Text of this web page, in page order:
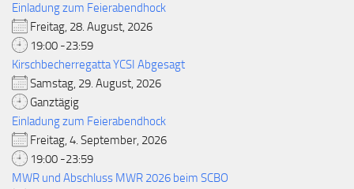
Einladung zum Feierabendhock
Freitag, 28. August, 2026
19:00 -23:59
Kirschbecherregatta YCSI Abgesagt
Samstag, 29. August, 2026
Ganztägig
Einladung zum Feierabendhock
Freitag, 4. September, 2026
19:00 -23:59
MWR und Abschluss MWR 2026 beim SCBO